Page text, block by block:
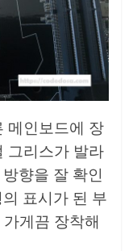
메인보드에 장
그리스가 발라
향을 잘 확인
표시가 된 부
게끔 장착해